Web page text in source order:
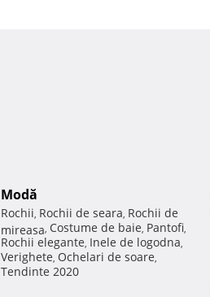
Modă
Rochii, Rochii de seara, Rochii de
mireasa, Costume de baie, Pantofi,
Rochii elegante, Inele de logodna,
Verighete, Ochelari de soare,
Tendinte 2020